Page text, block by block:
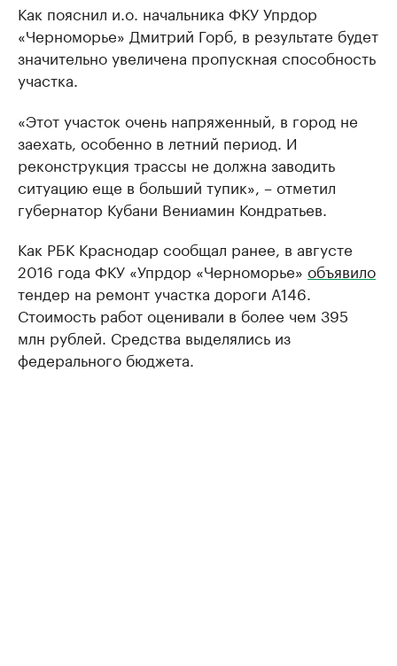
Как пояснил и.о. начальника ФКУ Упрдор
«Черноморье» Дмитрий Горб, в результате будет
значительно увеличена пропускная способность
участка.
«Этот участок очень напряженный, в город не
заехать, особенно в летний период. И
реконструкция трассы не должна заводить
ситуацию еще в больший тупик», – отметил
губернатор Кубани Вениамин Кондратьев.
Как РБК Краснодар сообщал ранее, в августе
2016 года ФКУ «Упрдор «Черноморье» объявило
тендер на ремонт участка дороги А146.
Стоимость работ оценивали в более чем 395
млн рублей. Средства выделялись из
федерального бюджета.